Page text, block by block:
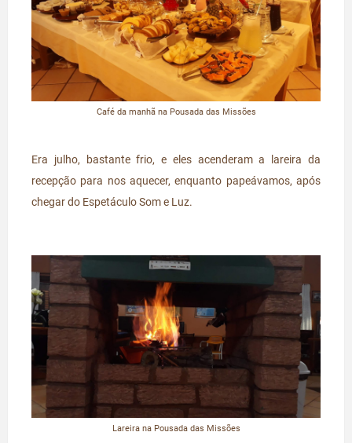
Café da manhã na Pousada das Missões
Era julho, bastante frio, e eles acenderam a lareira da
recepção para nos aquecer, enquanto papeávamos, após
chegar do Espetáculo Som e Luz.
Lareira na Pousada das Missões